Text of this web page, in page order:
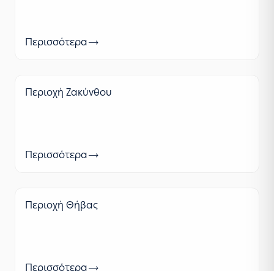
Περισσότερα
Περιοχή Ζακύνθου
Περισσότερα
Περιοχή Θήβας
Περισσότερα